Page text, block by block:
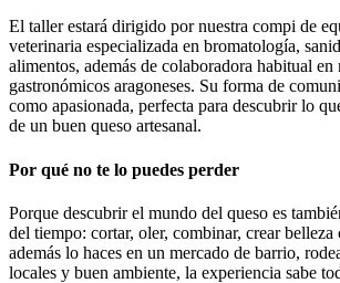
El taller estará dirigido por nuestra compi de
veterinaria especializada en bromatología,
alimentos, además de colaboradora habitual en
gastronómicos aragoneses. Su forma de
como apasionada, perfecta para descubrir lo
de un buen queso artesanal.
Por qué no te lo puedes perder
Porque descubrir el mundo del queso es
del tiempo: cortar, oler, combinar, crear
además lo haces en un mercado de barrio,
locales y buen ambiente, la experiencia sabe